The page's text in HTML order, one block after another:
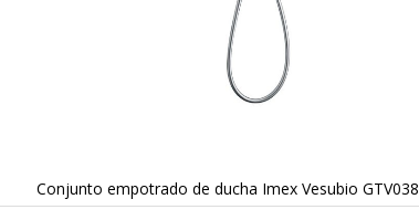
Conjunto empotrado de ducha Imex Vesubio GTV038